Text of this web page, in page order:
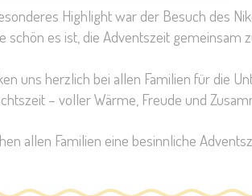
Highlight war der Besuch des
schön es ist, die Adventszeit gemeinsam
uns herzlich bei allen Familien für die
– voller Wärme, Freude und
allen Familien eine besinnliche